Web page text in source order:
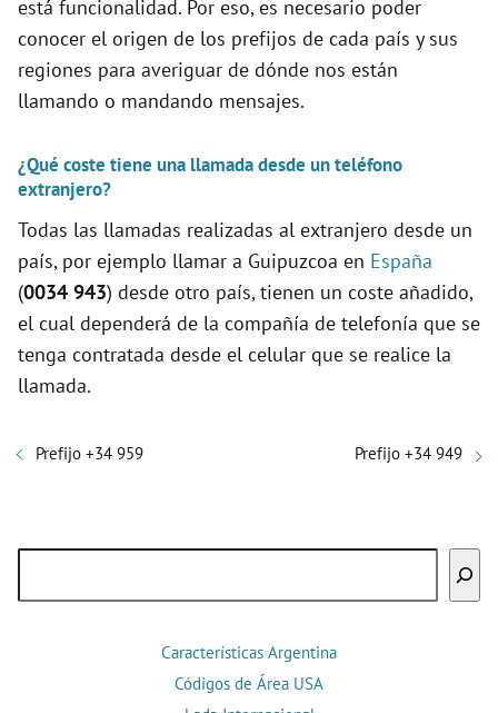
está funcionalidad. Por eso, es necesario poder
conocer el origen de los prefijos de cada país y sus
regiones para averiguar de dónde nos están
llamando o mandando mensajes.
¿Qué coste tiene una llamada desde un teléfono
extranjero?
Todas las llamadas realizadas al extranjero desde un
país, por ejemplo llamar a Guipuzcoa en España
(0034 943) desde otro país, tienen un coste añadido,
el cual dependerá de la compañía de telefonía que se
tenga contratada desde el celular que se realice la
llamada.
Prefijo +34 959 Prefijo +34 949
Características Argentina
Códigos de Área USA